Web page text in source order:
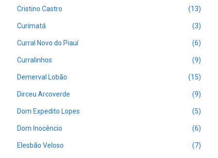
Cristino Castro (13)
Curimatá (3)
Curral Novo do Piauí (6)
Curralinhos (9)
Demerval Lobão (15)
Dirceu Arcoverde (9)
Dom Expedito Lopes (5)
Dom Inocêncio (6)
Elesbão Veloso (7)